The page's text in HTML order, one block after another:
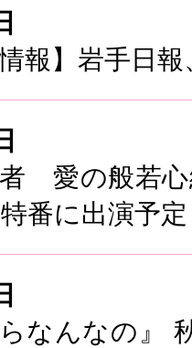
報】岩手日
者 愛の般若
番に出演予
らなんなの』